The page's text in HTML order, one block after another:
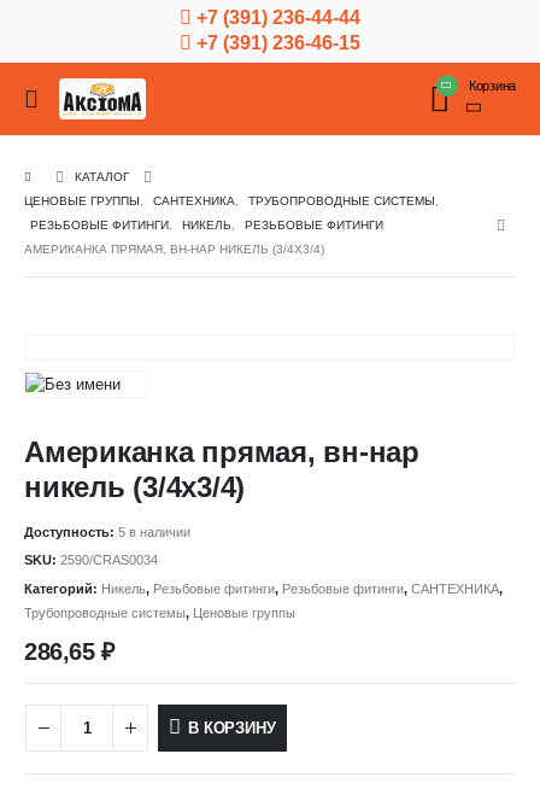
+7 (391) 236-44-44
+7 (391) 236-46-15
Корзина
КАТАЛОГ
ЦЕНОВЫЕ ГРУППЫ
САНТЕХНИКА ТРУБОПРОВОДНЫЕ СИСТЕМЫ
РЕЗЬБОВЫЕ ФИТИНГИ
НИКЕЛЬ
РЕЗЬБОВЫЕ ФИТИНГИ
АМЕРИКАНКА ПРЯМАЯ, ВН-НАР НИКЕЛЬ (3/4Х3/4)
Американка прямая, вн-нар
никель (3/4х3/4)
Доступность: 5 в наличии
SKU: 2590/CRAS0034
Категорий: Никель, Резьбовые фитинги, Резьбовые фитинги, САНТЕХНИКА,
Трубопроводные системы, Ценовые группы
286,65₽
В КОРЗИНУ